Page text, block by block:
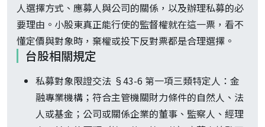
人選擇方式、應募人與公司的關係，以及辦理私募的必
要理由。小股東真正能行使的監督權就在這一票，看不
懂定價與對象時，棄權或投下反對票都是合理選擇。
台股相關規定
私募對象限證交法 §43-6 第一項三類特定人：金
融專業機構；符合主管機關財力條件的自然人、法
人或基金；公司或關係企業的董事、監察人、經理